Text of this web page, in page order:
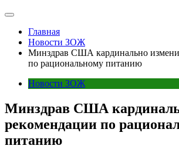
Главная
Новости ЗОЖ
Минздрав США кардинально
по рациональному питанию
Новости ЗОЖ
Минздрав США
рекомендации по
питанию